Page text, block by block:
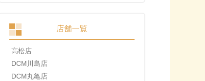
店舗一覧
高松店
DCM川島店
DCM丸亀店